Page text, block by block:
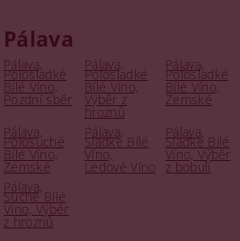
Pálava
Pálava,
Polosladké
Bílé Víno,
Pozdní sběr
Pálava,
Polosladké
Bílé Víno,
Výběr z
hroznů
Pálava,
Polosladké
Bílé Víno,
Zemské
Pálava,
Polosuché
Bílé Víno,
Zemské
Pálava,
Sladké Bílé
Víno,
Ledové Víno
Pálava,
Sladké Bílé
Víno, Výběr
z bobulí
Pálava,
Suché Bílé
Víno, Výběr
z hroznů